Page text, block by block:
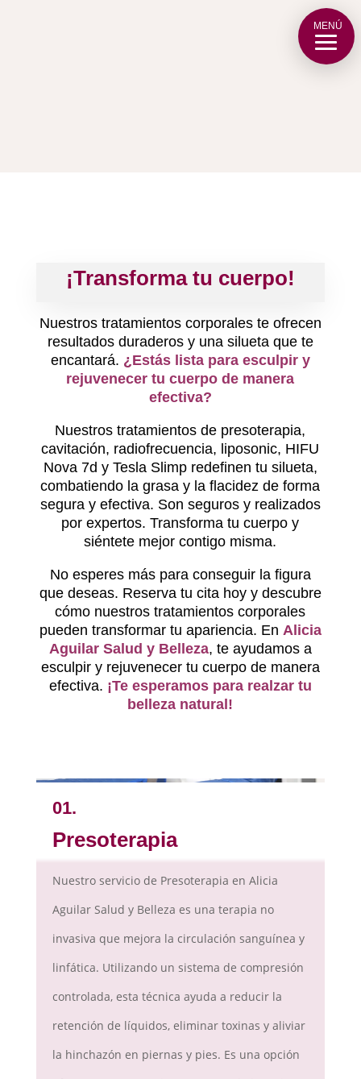
MENÚ
¡Transforma tu cuerpo!
Nuestros tratamientos corporales te ofrecen
resultados duraderos y una silueta que te
encantará. ¿Estás lista para esculpir y
rejuvenecer tu cuerpo de manera
efectiva?
Nuestros tratamientos de presoterapia,
cavitación, radiofrecuencia, liposonic, HIFU
Nova 7d y Tesla Slimp redefinen tu silueta,
combatiendo la grasa y la flacidez de forma
segura y efectiva. Son seguros y realizados
por expertos. Transforma tu cuerpo y
siéntete mejor contigo misma.
No esperes más para conseguir la figura
que deseas. Reserva tu cita hoy y descubre
cómo nuestros tratamientos corporales
pueden transformar tu apariencia. En Alicia
Aguilar Salud y Belleza, te ayudamos a
esculpir y rejuvenecer tu cuerpo de manera
efectiva. ¡Te esperamos para realzar tu
belleza natural!
01.
Presoterapia
Nuestro servicio de Presoterapia en Alicia
Aguilar Salud y Belleza es una terapia no
invasiva que mejora la circulación sanguínea y
linfática. Utilizando un sistema de compresión
controlada, esta técnica ayuda a reducir la
retención de líquidos, eliminar toxinas y aliviar
la hinchazón en piernas y pies. Es una opción